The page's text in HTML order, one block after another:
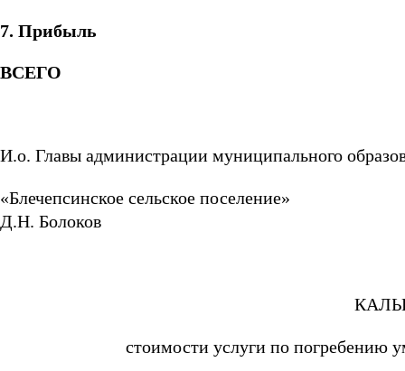
7. Прибыль
ВСЕГО
И.о. Главы администрации муниципального
«Блечепсинское
Д.Н. Болоков
стоимости услуги по погребению